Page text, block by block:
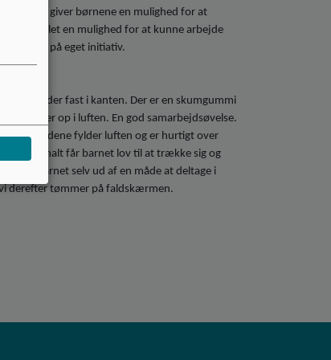
Bagdør giver børnene en mulighed for at
personalet en mulighed for at kunne arbejde
fod og på eget initiativ.
og holder fast i kanten. Der er en skumgummi
ryger op i luften. En god samarbejdsøvelse.
Alle boldene fylder luften og er hurtigt over
Normalt får barnet lov til at trække sig og
barnet selv ud af en måde at deltage i
derefter tømmer på faldskærmen.